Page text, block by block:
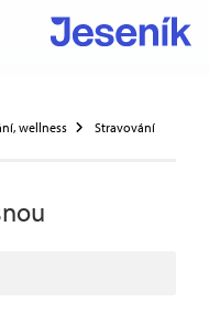
wellness
Stravování